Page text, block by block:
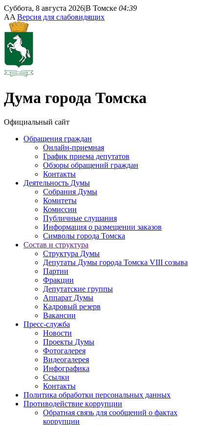
Суббота, 8 августа 2026|В Томске 04:39
AA Версия для слабовидящих
Дума города Томска
Официальный сайт
Обращения граждан
Онлайн-приемная
График приема депутатов
Обзоры обращений граждан
Контакты
Деятельность Думы
Собрания Думы
Комитеты
Комиссии
Публичные слушания
Информация о размещении заказов
Символы города Томска
Состав и структура
Структура Думы
Депутаты Думы города Томска VIII созыва
Партии
Фракции
Депутатские группы
Аппарат Думы
Кадровый резерв
Вакансии
Пресс-служба
Новости
Проекты Думы
Фотогалерея
Видеогалерея
Инфографика
Ссылки
Контакты
Политика обработки персональных данных
Прoтивoдeйствие кoрpупции
Обратная связь для сообщений о фактах
коррупции